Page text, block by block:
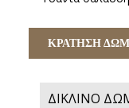
ΚΡΑΤΗΣΗ
ΔΙΚΛΙΝΟ